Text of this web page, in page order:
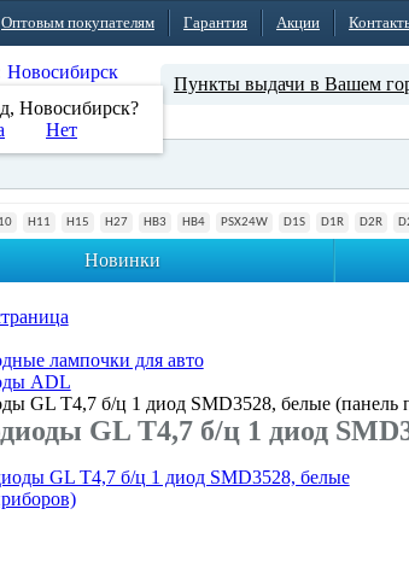
Оптовым покупателям Гарантия Акции
Новосибирск
Новосибирск?
Нет
Пункты выдачи в Вашем
H11 H15 H27 HB3 HB4 PSX24W D1S D1R D2R
Новинки
лампочки для авто
ADL
GL T4,7 б/ц 1 диод SMD3528, белые (панель
GL T4,7 б/ц 1 диод